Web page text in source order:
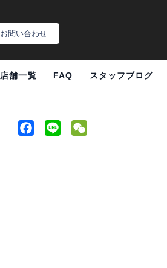
お問い合わせ
店舗一覧 FAQ スタッフブログ